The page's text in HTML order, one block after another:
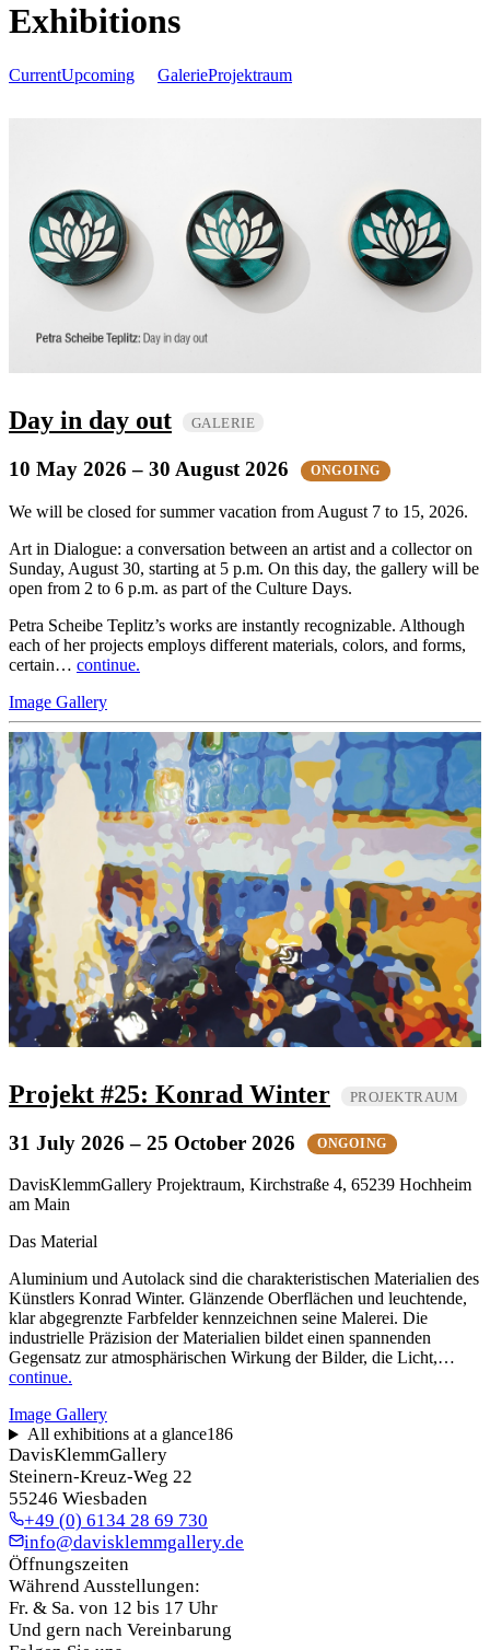
Exhibitions
CurrentUpcoming GalerieProjektraum
Day in day out GALERIE
10 May 2026 – 30 August 2026 ONGOING
We will be closed for summer vacation from August 7 to 15, 2026.
Art in Dialogue: a conversation between an artist and a collector on
Sunday, August 30, starting at 5 p.m. On this day, the gallery will be
open from 2 to 6 p.m. as part of the Culture Days.
Petra Scheibe Teplitz’s works are instantly recognizable. Although
each of her projects employs different materials, colors, and forms,
certain… continue.
Image Gallery
Projekt #25: Konrad Winter PROJEKTRAUM
31 July 2026 – 25 October 2026 ONGOING
DavisKlemmGallery Projektraum, Kirchstraße 4, 65239 Hochheim
am Main
Das Material
Aluminium und Autolack sind die charakteristischen Materialien des
Künstlers Konrad Winter. Glänzende Oberflächen und leuchtende,
klar abgegrenzte Farbfelder kennzeichnen seine Malerei. Die
industrielle Präzision der Materialien bildet einen spannenden
Gegensatz zur atmosphärischen Wirkung der Bilder, die Licht,…
continue.
Image Gallery
All exhibitions at a glance186
DavisKlemmGallery
Steinern-Kreuz-Weg 22
55246 Wiesbaden
+49 (0) 6134 28 69 730
info@davisklemmgallery.de
Öffnungszeiten
Während Ausstellungen:
Fr. & Sa. von 12 bis 17 Uhr
Und gern nach Vereinbarung